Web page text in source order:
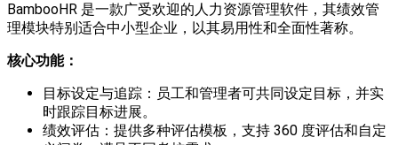
BambooHR 是一款广受欢迎的人力资源管理软件，其绩效管
理模块特别适合中小型企业，以其易用性和全面性著称。
核心功能：
目标设定与追踪：员工和管理者可共同设定目标，并实
时跟踪目标进展。
绩效评估：提供多种评估模板，支持 360 度评估和自定